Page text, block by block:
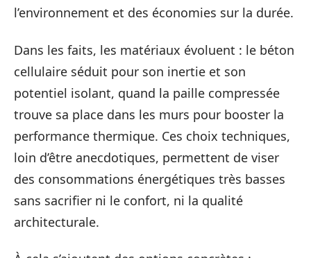
l’environnement et des économies sur la durée.
Dans les faits, les matériaux évoluent : le béton
cellulaire séduit pour son inertie et son
potentiel isolant, quand la paille compressée
trouve sa place dans les murs pour booster la
performance thermique. Ces choix techniques,
loin d’être anecdotiques, permettent de viser
des consommations énergétiques très basses
sans sacrifier ni le confort, ni la qualité
architecturale.